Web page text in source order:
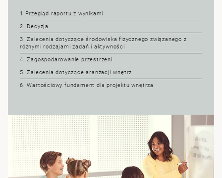
1.Przegląd raportu z wynikami
2. Decyzja
3. Zalecenia dotyczące środowiska fizycznego związanego z
różnymi rodzajami zadań i aktywności
4. Zagospodarowanie przestrzeni
5. Zalecenia dotyczące aranżacji wnętrz
6. Wartościowy fundament dla projektu wnętrza